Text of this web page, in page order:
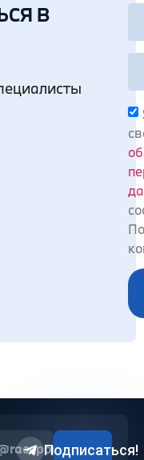
В
Подписаться!